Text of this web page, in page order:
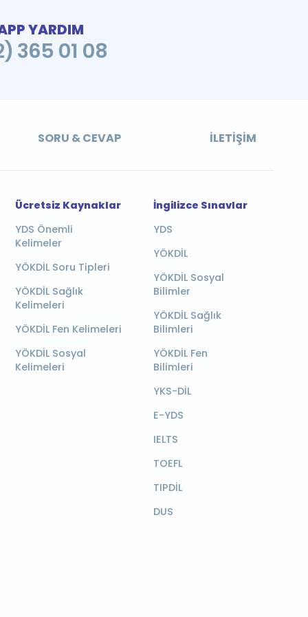
YARDIM
365 01 08
SORU & CEVAP İLETIŞIM
Ücretsiz Kaynaklar
YDS Önemli
Kelimeler
YÖKDİL Soru Tipleri
YÖKDİL Sağlık
Kelimeleri
YÖKDİL Fen Kelimeleri
YÖKDİL Sosyal
Kelimeleri
İngilizce Sınavlar
YDS
YÖKDİL
YÖKDİL Sosyal
Bilimler
YÖKDİL Sağlık
Bilimleri
YÖKDİL Fen
Bilimleri
YKS-DİL
E-YDS
IELTS
TOEFL
TIPDİL
DUS